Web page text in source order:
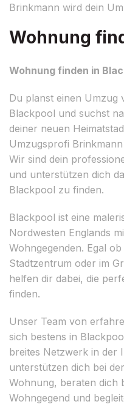
Brinkmann wird dein
Wohnung
Wohnung finden in
Du planst einen Umzug
Blackpool und suchst
deiner neuen
Umzugsprofi
Wir sind dein
und unterstützen dich
Blackpool zu finden.
Blackpool ist eine
Nordwesten Englands
Wohngegenden. Egal
Stadtzentrum oder im
helfen dir dabei, die
finden.
Unser Team von
sich bestens in
breites Netzwerk in der
unterstützen dich bei
Wohnung, beraten dich
Wohngegend und